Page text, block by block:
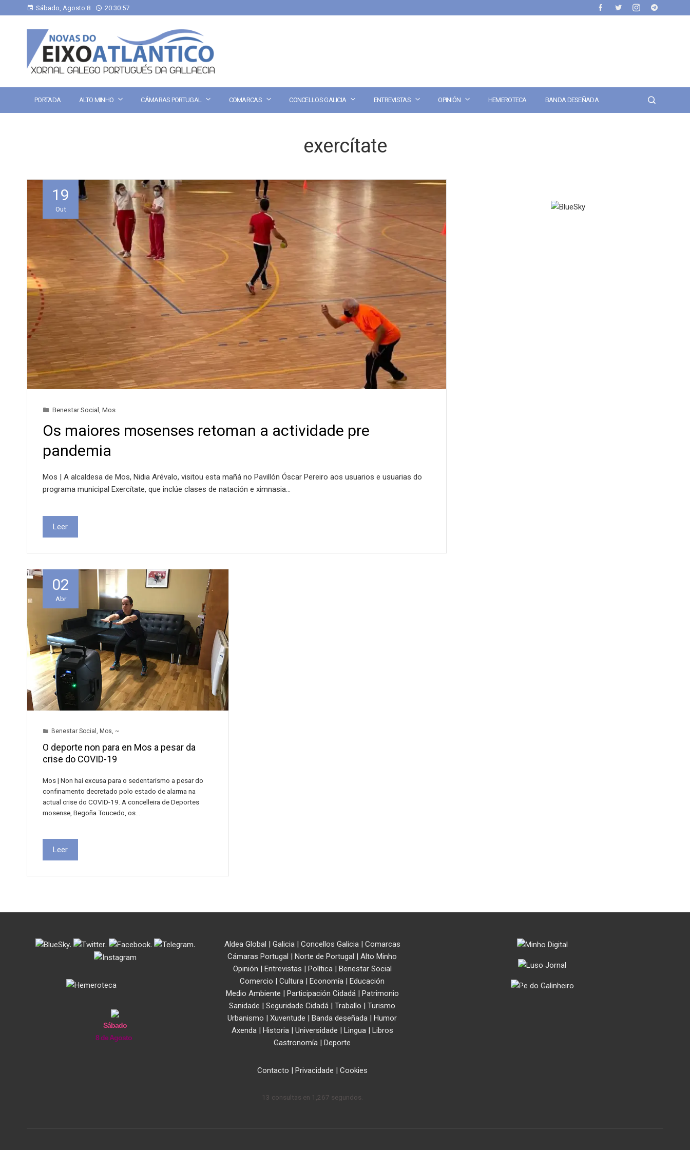
Sábado, Agosto 8 20:30:58
PORTADA ALTO MINHO CÁMARAS PORTUGAL COMARCAS CONCELLOS GALICIA ENTREVISTAS OPINIÓN HEMEROTECA BANDA DESEÑADA
exercítate
19
Out
Benestar Social Mos
Os maiores mosenses retoman a actividade pre
pandemia
Mos | A alcaldesa de Mos, Nidia Arévalo, visitou esta mañá no Pavillón Óscar Pereiro aos usuarios e usuarias do
programa municipal Exercítate, que inclúe clases de natación e ximnasia…
Leer
02
Abr
Benestar Social Mos ~
O deporte non para en Mos a pesar da
crise do COVID-19
Mos | Non hai excusa para o sedentarismo a pesar do
confinamento decretado polo estado de alarma na
actual crise do COVID-19. A concelleira de Deportes
mosense, Begoña Toucedo, os…
Leer
. . . .
Sábado
8 de Agosto
Aldea Global | Galicia| Concellos Galicia| Comarcas
Cámaras Portugal | Norte de Portugal | Alto Minho
Opinión | Entrevistas | Política| Benestar Social
Comercio | Cultura | Economía | Educación
Medio Ambiente | Participación Cidadá| Patrimonio
Sanidade | Seguridade Cidadá | Traballo | Turismo
Urbanismo | Xuventude | Banda deseñada | Humor
Axenda| Historia| Universidade | Lingua| Libros
Gastronomía | Deporte
Contacto | Privacidade | Cookies
13 consultas en 1,267 segundos.